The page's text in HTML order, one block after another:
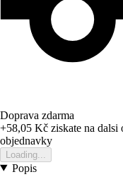
Doprava zdarma
+58,05 Kč ziskate na dalsi
objednavky
Loading...
Popis